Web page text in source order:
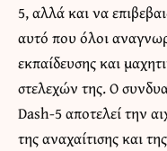
5, αλλά και να
αυτό που όλοι
εκπαίδευσης και
στελεχών της. Ο
Dash-5 αποτελεί την
της αναχαίτισης και